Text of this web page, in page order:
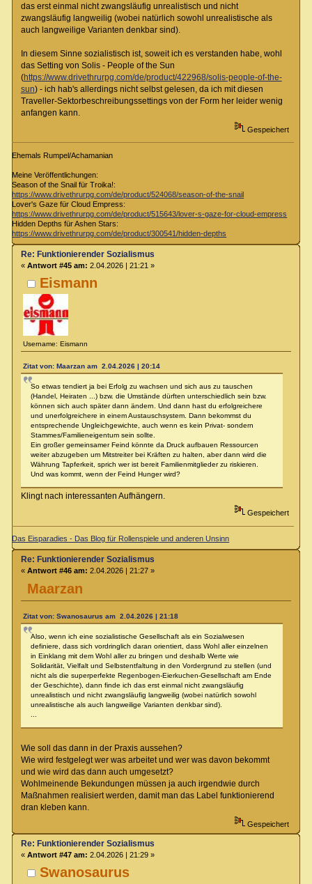
das erst einmal nicht zwangsläufig unrealistisch und nicht
zwangsläufig langweilig (wobei natürlich sowohl unrealistische als
auch langweilige Varianten denkbar sind).
In diesem Sinne sozialistisch ist, soweit ich es verstanden habe, wohl
das Setting von Solis - People of the Sun
(https://www.drivethrurpg.com/de/product/422968/solis-people-of-the-
sun) - ich hab's allerdings nicht selbst gelesen, da ich mit diesen
Traveller-Sektorbeschreibungssettings von der Form her leider wenig
anfangen kann.
Gespeichert
Ehemals Rumpel/Achamanian
Meine Veröffentlichungen:
Season of the Snail für Troika!:
https://www.drivethrurpg.com/de/product/524068/season-of-the-snail
Lover's Gaze für Cloud Empress:
https://www.drivethrurpg.com/de/product/515643/lover-s-gaze-for-cloud-empress
Hidden Depths für Ashen Stars:
https://www.drivethrurpg.com/de/product/300541/hidden-depths
Eismann
Username: Eismann
Re: Funktionierender Sozialismus
« Antwort #45 am: 2.04.2026 | 21:21 »
Zitat von: Maarzan am 2.04.2026 | 20:14
So etwas tendiert ja bei Erfolg zu wachsen und sich aus zu tauschen
(Handel, Heiraten ...) bzw. die Umstände dürften unterschiedlich sein bzw.
können sich auch später dann ändern. Und dann hast du erfolgreichere
und unerfolgreichere in einem Austauschsystem. Dann bekommst du
entsprechende Ungleichgewichte, auch wenn es kein Privat- sondern
Stammes/Familieneigentum sein sollte.
Ein großer gemeinsamer Feind könnte da Druck aufbauen Ressourcen
weiter abzugeben um Mitstreiter bei Kräften zu halten, aber dann wird die
Währung Tapferkeit, sprich wer ist bereit Familienmitglieder zu riskieren.
Und was kommt, wenn der Feind Hunger wird?
Klingt nach interessanten Aufhängern.
Gespeichert
Das Eisparadies - Das Blog für Rollenspiele und anderen Unsinn
Maarzan
Re: Funktionierender Sozialismus
« Antwort #46 am: 2.04.2026 | 21:27 »
Zitat von: Swanosaurus am 2.04.2026 | 21:18
Also, wenn ich eine sozialistische Gesellschaft als ein Sozialwesen
definiere, dass sich vordringlich daran orientiert, dass Wohl aller einzelnen
in Einklang mit dem Wohl aller zu bringen und deshalb Werte wie
Solidarität, Vielfalt und Selbstentfaltung in den Vordergrund zu stellen (und
nicht als die superperfekte Regenbogen-Eierkuchen-Gesellschaft am Ende
der Geschichte), dann finde ich das erst einmal nicht zwangsläufig
unrealistisch und nicht zwangsläufig langweilig (wobei natürlich sowohl
unrealistische als auch langweilige Varianten denkbar sind).
Wie soll das dann in der Praxis aussehen?
Wie wird festgelegt wer was arbeitet und wer was davon bekommt
und wie wird das dann auch umgesetzt?
Wohlmeinende Bekundungen müssen ja auch irgendwie durch
Maßnahmen realisiert werden, damit man das Label funktionierend
dran kleben kann.
Gespeichert
Swanosaurus
Re: Funktionierender Sozialismus
« Antwort #47 am: 2.04.2026 | 21:29 »